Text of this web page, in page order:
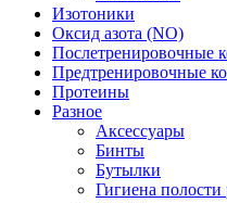
Изотоники
Оксид азота (NO)
Послетренировочные
Предтренировочные
Протеины
Разное
Аксессуары
Бинты
Бутылки
Гигиена полости